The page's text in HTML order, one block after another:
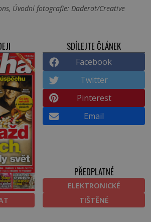
Úvodní fotografie: Daderot/Creative
SDÍLEJTE ČLÁNEK
Facebook
Twitter
Pinterest
Email
PŘEDPLATNÉ
ELEKTRONICKÉ
TIŠTĚNÉ